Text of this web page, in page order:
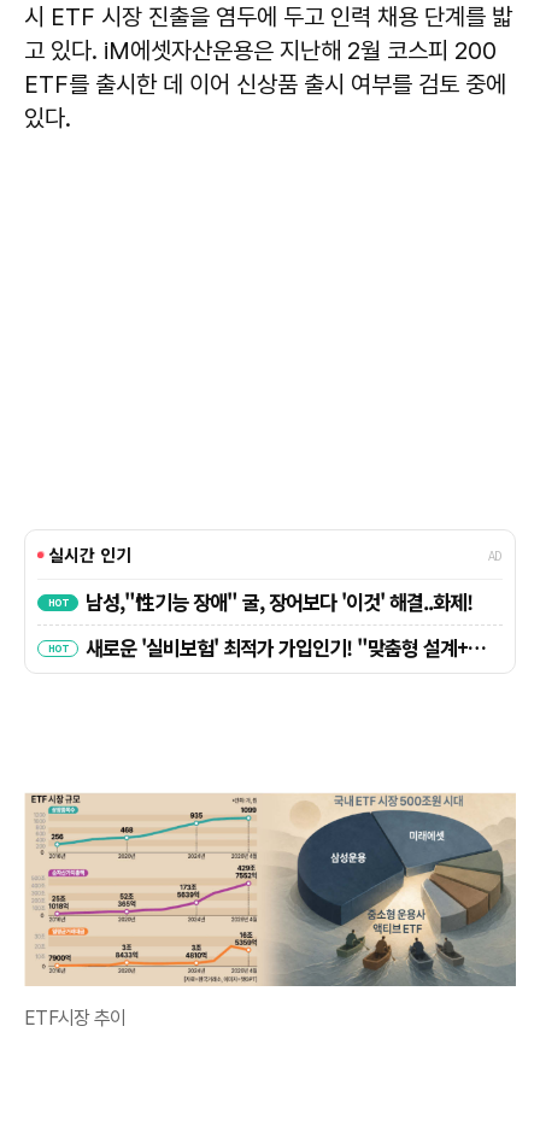
시 ETF 시장 진출을 염두에 두고 인력 채용 단계를 밟
고 있다. iM에셋자산운용은 지난해 2월 코스피 200
ETF를 출시한 데 이어 신상품 출시 여부를 검토 중에
있다.
ETF시장 추이